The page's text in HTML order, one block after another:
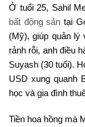
Ở tuổi 25, Sahil
bất động sản tại
(Mỹ), giúp quản lý
rảnh rỗi, anh điều
Suyash (30 tuổi).
USD xung quanh
học và gia đình
Tiền hoa hồng mà